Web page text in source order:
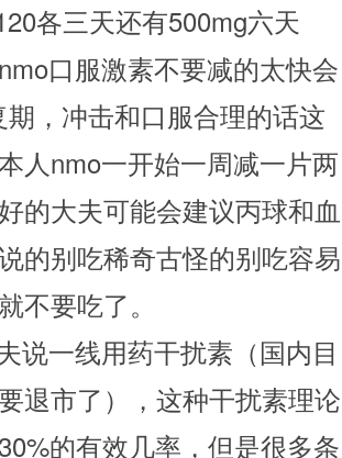
各三天还有500mg六天
口服激素不要减的太快会
，冲击和口服合理的话这
人nmo一开始一周减一片两
的大夫可能会建议丙球和血
的别吃稀奇古怪的别吃容易
不要吃了。
说一线用药干扰素（国内目
退市了），这种干扰素理论
的有效几率，但是很多条